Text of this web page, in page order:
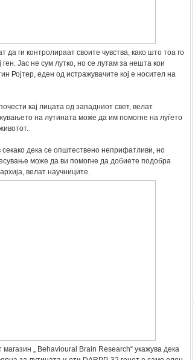
ги контролираат своите чувства, како што тоа го
Јас не сум лутко, но се лутам за нешта кои
Ројтер, еден од истражувачите кој е носител на
кај лицата од западниот свет, велат
на лутината може да им помогне на луѓето
секако дека се општествено неприфатливи, но
може да ви помогне да добиете подобра
велат научниците.
магазин „ Behavioural Brain Research“ укажува дека